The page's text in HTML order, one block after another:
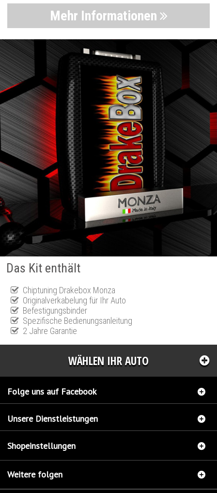
Mehr Informationen
Das Kit enthält
Chiptuning Drakebox Monza
Originalverkabelung für Ihr Auto
Befestigungsbinder
Spezifische Bedienungsanleitung
2 Jahre Garantie
WÄHLEN IHR AUTO
Folge uns auf Facebook
Unsere Dienstleistungen
Shopeinstellungen
Weitere folgen